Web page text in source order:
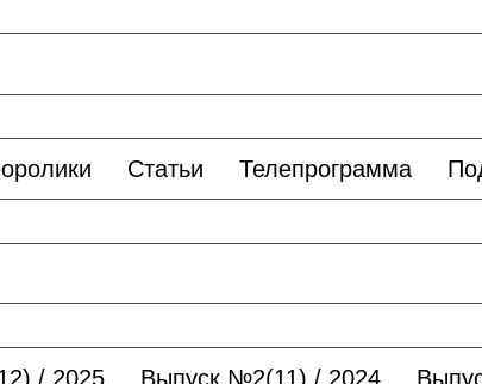
Статьи Телепрограмма
/ 2025 Выпуск №2(11) / 2024